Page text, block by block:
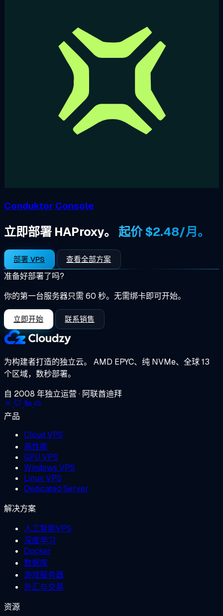
Conduktor Console
立即部署 HAProxy。 起价 $2.48/月。
部署 VPS 查看全部方案
准备好部署了吗?
你的第一台服务器只需 60 秒。无需绑卡即可开始。
立即开始 联系销售
为构建者打造的独立云。 AMD EPYC、纯 NVMe、全球 13
个区域，数秒部署。
自 2008 年独立运营 · 阿联酋迪拜
产品
Cloud VPS
高性能
GPU VPS
Windows VPS
Linux VPS
Dedicated Server
解决方案
人工智能VPS
深度学习
Docker
数据库
游戏服务器
外汇与交易
资源